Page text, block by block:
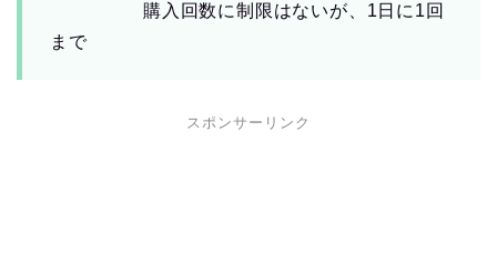
購入回数に制限はないが、1日に1回
まで
スポンサーリンク